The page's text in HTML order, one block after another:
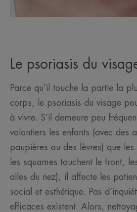
Le psoriasis du
Parce qu’il touche la partie la
corps, le psoriasis du visage
à vivre. S’il demeure peu
volontiers les enfants (avec des
paupières ou des lèvres) que
les squames touchent le front,
ailes du nez), il affecte les
social et esthétique. Pas
efficaces existent. Alors,